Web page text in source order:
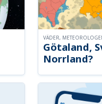
Götaland,
Norrland?
VÄDER,